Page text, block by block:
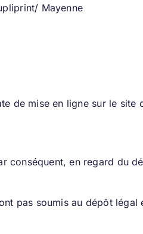
Mayenne
de mise en ligne sur le site
conséquent, en regard du
pas soumis au dépôt légal